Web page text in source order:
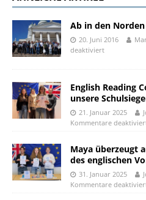
Ab in den
20. Juni 2016
deaktiviert
English Reading
unsere
21. Januar 2025
Kommentare
Maya überzeugt
des englischen
31. Januar 2025
Kommentare